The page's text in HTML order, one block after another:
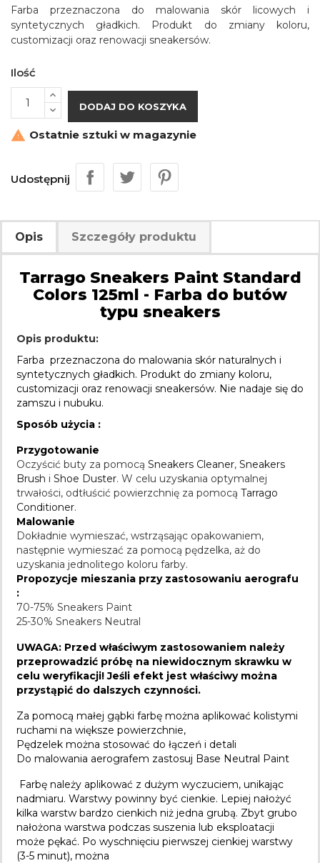
Farba przeznaczona do malowania skór licowych i
syntetycznych gładkich. Produkt do zmiany koloru,
customizacji oraz renowacji sneakersów.
Ilość
DODAJ DO KOSZYKA
 Ostatnie sztuki w magazynie
Udostępnij
Opis Szczegóły produktu
Tarrago Sneakers Paint Standard
Colors 125ml - Farba do butów
typu sneakers
Opis produktu:
Farba przeznaczona do malowania skór naturalnych i
syntetycznych gładkich. Produkt do zmiany koloru,
customizacji oraz renowacji sneakersów. Nie nadaje się do
zamszu i nubuku.
Sposób użycia :
Przygotowanie
Oczyścić buty za pomocą Sneakers Cleaner, Sneakers
Brush i Shoe Duster. W celu uzyskania optymalnej
trwałości, odtłuścić powierzchnię za pomocą Tarrago
Conditioner.
Malowanie
Dokładnie wymieszać, wstrząsając opakowaniem,
następnie wymieszać za pomocą pędzelka, aż do
uzyskania jednolitego koloru farby.
Propozycje mieszania przy zastosowaniu aerografu
:
70-75% Sneakers Paint
25-30% Sneakers Neutral
UWAGA: Przed właściwym zastosowaniem należy
przeprowadzić próbę na niewidocznym skrawku w
celu weryfikacji! Jeśli efekt jest właściwy można
przystąpić do dalszych czynności.
Za pomocą małej gąbki farbę można aplikować kolistymi
ruchami na większe powierzchnie,
Pędzelek można stosować do łączeń i detali
Do malowania aerografem zastosuj Base Neutral Paint
Farbę należy aplikować z dużym wyczuciem, unikając
nadmiaru. Warstwy powinny być cienkie. Lepiej nałożyć
kilka warstw bardzo cienkich niż jedna grubą. Zbyt grubo
nałożona warstwa podczas suszenia lub eksploatacji
może pękać. Po wyschnięciu pierwszej cienkiej warstwy
(3-5 minut), można